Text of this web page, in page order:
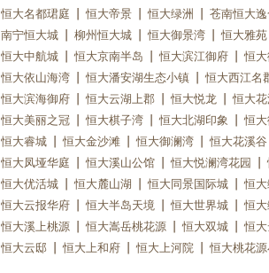
恒大名都珺庭
恒大帝景 恒大绿洲 苍南恒大
南宁恒大城
柳州恒大城 恒大御景湾 恒大雅苑
恒大中航城
恒大京南半岛 恒大滨江御府 恒大
恒大依山海湾
恒大潘安湖生态小镇 恒大西江名
恒大滨海御府
恒大云湖上郡 恒大悦龙 恒大
恒大美丽之冠
恒大棋子湾 恒大北湖印象 恒
恒大睿城
恒大金沙滩 恒大御澜湾 恒大花溪谷
恒大凤垭华庭
恒大溪山公馆 恒大悦澜湾花园
恒大优活城
恒大麓山湖 恒大同景国际城 恒
恒大云报华府
恒大半岛天境 恒大世界城 恒
恒大溪上桃源
恒大嵩岳桃花源 恒大双城 恒
恒大云邸
恒大上和府 恒大上河院 恒大桃花